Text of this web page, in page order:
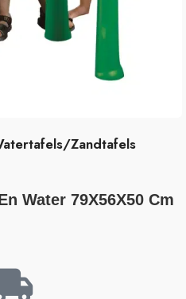
Zandtafels
Water 79X56X50 Cm